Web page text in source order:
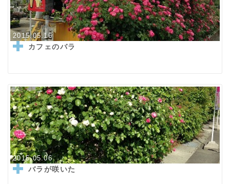
2015.05.16
カフェのバラ
2015.05.06
バラが咲いた